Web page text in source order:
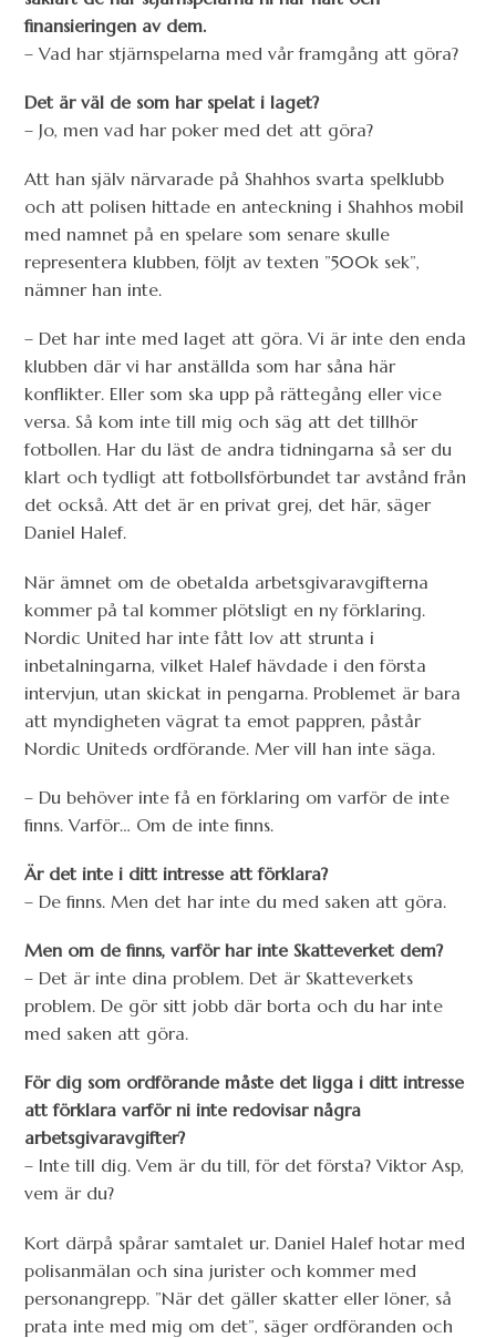
finansieringen av dem.
– Vad har stjärnspelarna med vår framgång att göra?
Det är väl de som har spelat i laget?
– Jo, men vad har poker med det att göra?
Att han själv närvarade på Shahhos svarta spelklubb
och att polisen hittade en anteckning i Shahhos mobil
med namnet på en spelare som senare skulle
representera klubben, följt av texten ”500k sek”,
nämner han inte.
– Det har inte med laget att göra. Vi är inte den enda
klubben där vi har anställda som har såna här
konflikter. Eller som ska upp på rättegång eller vice
versa. Så kom inte till mig och säg att det tillhör
fotbollen. Har du läst de andra tidningarna så ser du
klart och tydligt att fotbollsförbundet tar avstånd från
det också. Att det är en privat grej, det här, säger
Daniel Halef.
När ämnet om de obetalda arbetsgivaravgifterna
kommer på tal kommer plötsligt en ny förklaring.
Nordic United har inte fått lov att strunta i
inbetalningarna, vilket Halef hävdade i den första
intervjun, utan skickat in pengarna. Problemet är bara
att myndigheten vägrat ta emot pappren, påstår
Nordic Uniteds ordförande. Mer vill han inte säga.
– Du behöver inte få en förklaring om varför de inte
finns. Varför… Om de inte finns.
Är det inte i ditt intresse att förklara?
– De finns. Men det har inte du med saken att göra.
Men om de finns, varför har inte Skatteverket dem?
– Det är inte dina problem. Det är Skatteverkets
problem. De gör sitt jobb där borta och du har inte
med saken att göra.
För dig som ordförande måste det ligga i ditt intresse
att förklara varför ni inte redovisar några
arbetsgivaravgifter?
– Inte till dig. Vem är du till, för det första? Viktor Asp,
vem är du?
Kort därpå spårar samtalet ur. Daniel Halef hotar med
polisanmälan och sina jurister och kommer med
personangrepp. ”När det gäller skatter eller löner, så
prata inte med mig om det”, säger ordföranden och